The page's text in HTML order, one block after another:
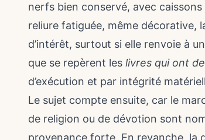
nerfs bien conservé, avec
reliure fatiguée, même décorative,
d’intérêt, surtout si elle renvoie à
que se repèrent les livres qui ont
d’exécution et par intégrité
Le sujet compte ensuite, car le
de religion ou de dévotion sont
provenance forte. En revanche, la